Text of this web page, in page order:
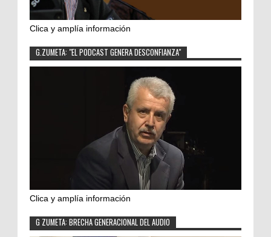
Clica y amplía información
G.ZUMETA: "EL PODCAST GENERA DESCONFIANZA"
Clica y amplía información
G ZUMETA: BRECHA GENERACIONAL DEL AUDIO